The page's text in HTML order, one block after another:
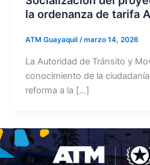
la ordenanza de tarifa
ATM Guayaquil /marzo 14, 2026
La Autoridad de Tránsito y
conocimiento de la
reforma a la […]